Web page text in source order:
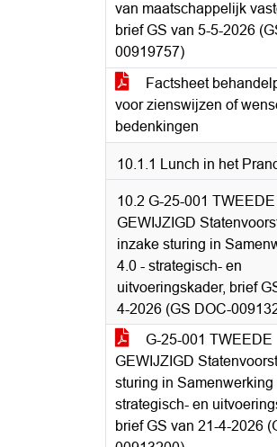
van maatschappelijk
brief GS van 5-5-2026
00919757)
Factsheet
voor zienswijzen of
bedenkingen
10.1.1 Lunch in het
10.2 G-25-001 TWEEDE
GEWIJZIGD
inzake sturing in
4.0 - strategisch- en
uitvoeringskader, brief
4-2026 (GS DOC-
G-25-001 TWEEDE
GEWIJZIGD
sturing in Samenwerking
strategisch- en
brief GS van 21-4-2026